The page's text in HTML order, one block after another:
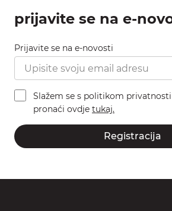
prijavite se na e-
Prijavite se na e-novosti
Slažem se s politikom
pronaći ovdje tukaj.
Registracija